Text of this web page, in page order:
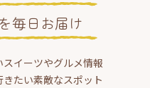
毎日お届け
イーツやグルメ情報
たい素敵なスポット